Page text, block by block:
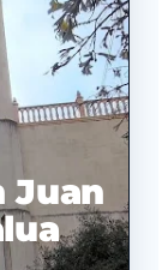
Juan